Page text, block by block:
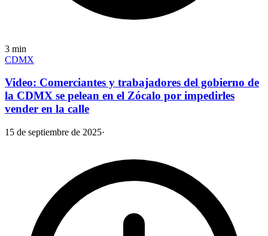
3 min
CDMX
Video: Comerciantes y trabajadores del gobierno de
la CDMX se pelean en el Zócalo por impedirles
vender en la calle
15 de septiembre de 2025·